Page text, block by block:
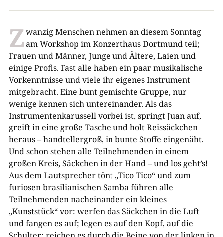
Zwanzig Menschen nehmen an diesem Sonntag
am Workshop im Konzerthaus Dortmund teil;
Frauen und Männer, Junge und Ältere, Laien und
einige Profis. Fast alle haben ein paar musikalische
Vorkenntnisse und viele ihr eigenes Instrument
mitgebracht. Eine bunt gemischte Gruppe, nur
wenige kennen sich untereinander. Als das
Instrumentenkarussell vorbei ist, springt Juan auf,
greift in eine große Tasche und holt Reissäckchen
heraus – handtellergroß, in bunte Stoffe eingenäht.
Und schon stehen alle Teilnehmenden in einem
großen Kreis, Säckchen in der Hand – und los geht’s!
Aus dem Lautsprecher tönt „Tico Tico“ und zum
furiosen brasilianischen Samba führen alle
Teilnehmenden nacheinander ein kleines
„Kunststück“ vor: werfen das Säckchen in die Luft
und fangen es auf; legen es auf den Kopf, auf die